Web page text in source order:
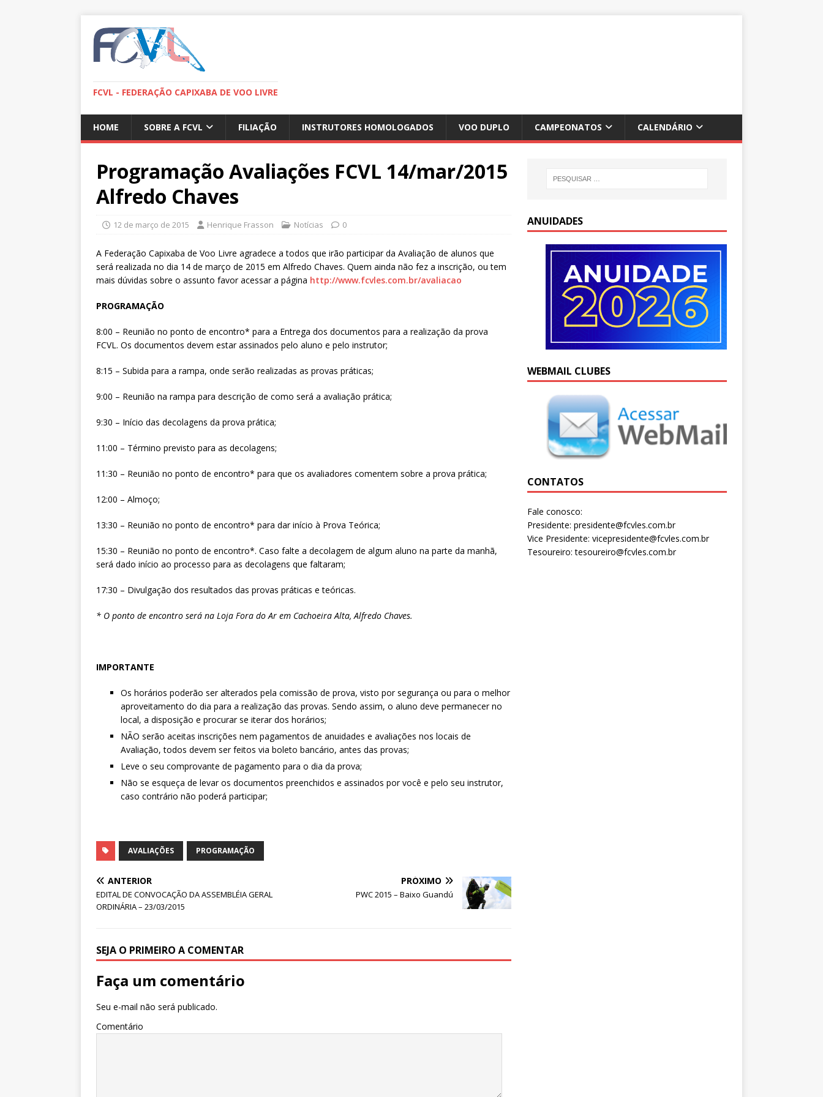
FCVL - FEDERAÇÃO CAPIXABA DE VOO LIVRE
HOME SOBRE A FCVL FILIAÇÃO INSTRUTORES HOMOLOGADOS VOO DUPLO CAMPEONATOS CALENDÁRIO
Programação Avaliações FCVL 14/mar/2015
Alfredo Chaves
12 de março de 2015 Henrique Frasson Notícias 0
A Federação Capixaba de Voo Livre agradece a todos que irão participar da Avaliação de alunos que
será realizada no dia 14 de março de 2015 em Alfredo Chaves. Quem ainda não fez a inscrição, ou tem
mais dúvidas sobre o assunto favor acessar a página http://www.fcvles.com.br/avaliacao
PROGRAMAÇÃO
8:00 – Reunião no ponto de encontro* para a Entrega dos documentos para a realização da prova
FCVL. Os documentos devem estar assinados pelo aluno e pelo instrutor;
8:15 – Subida para a rampa, onde serão realizadas as provas práticas;
9:00 – Reunião na rampa para descrição de como será a avaliação prática;
9:30 – Início das decolagens da prova prática;
11:00 – Término previsto para as decolagens;
11:30 – Reunião no ponto de encontro* para que os avaliadores comentem sobre a prova prática;
12:00 – Almoço;
13:30 – Reunião no ponto de encontro* para dar início à Prova Teórica;
15:30 – Reunião no ponto de encontro*. Caso falte a decolagem de algum aluno na parte da manhã,
será dado início ao processo para as decolagens que faltaram;
17:30 – Divulgação dos resultados das provas práticas e teóricas.
* O ponto de encontro será na Loja Fora do Ar em Cachoeira Alta, Alfredo Chaves.
IMPORTANTE
Os horários poderão ser alterados pela comissão de prova, visto por segurança ou para o melhor
aproveitamento do dia para a realização das provas. Sendo assim, o aluno deve permanecer no
local, a disposição e procurar se iterar dos horários;
NÃO serão aceitas inscrições nem pagamentos de anuidades e avaliações nos locais de
Avaliação, todos devem ser feitos via boleto bancário, antes das provas;
Leve o seu comprovante de pagamento para o dia da prova;
Não se esqueça de levar os documentos preenchidos e assinados por você e pelo seu instrutor,
caso contrário não poderá participar;
AVALIAÇÕES PROGRAMAÇÃO
ANTERIOR
EDITAL DE CONVOCAÇÃO DA ASSEMBLÉIA GERAL
ORDINÁRIA – 23/03/2015
PRÓXIMO
PWC 2015 – Baixo Guandú
SEJA O PRIMEIRO A COMENTAR
Faça um comentário
Seu e-mail não será publicado.
Comentário
ANUIDADES
WEBMAIL CLUBES
CONTATOS
Fale conosco:
Presidente: presidente@fcvles.com.br
Vice Presidente: vicepresidente@fcvles.com.br
Tesoureiro: tesoureiro@fcvles.com.br